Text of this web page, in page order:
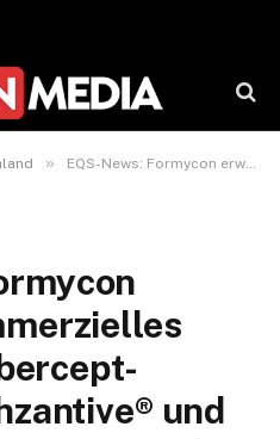
» EQS-News: Formycon erweitert kommerzielles Portfolio: Aflibercept-Biosimilars Ahzantive® und Baiama® in der Europäischen Union verfügbar
und